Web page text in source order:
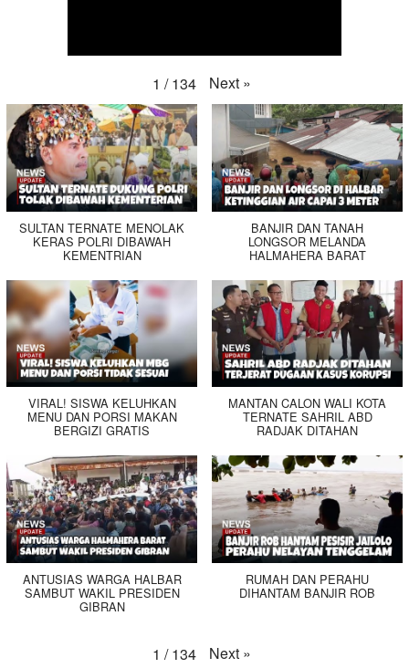
1 / 134 Next »
SULTAN TERNATE MENOLAK
KERAS POLRI DIBAWAH
KEMENTRIAN
BANJIR DAN TANAH
LONGSOR MELANDA
HALMAHERA BARAT
VIRAL! SISWA KELUHKAN
MENU DAN PORSI MAKAN
BERGIZI GRATIS
MANTAN CALON WALI KOTA
TERNATE SAHRIL ABD
RADJAK DITAHAN
ANTUSIAS WARGA HALBAR
SAMBUT WAKIL PRESIDEN
GIBRAN
RUMAH DAN PERAHU
DIHANTAM BANJIR ROB
1 / 134 Next »